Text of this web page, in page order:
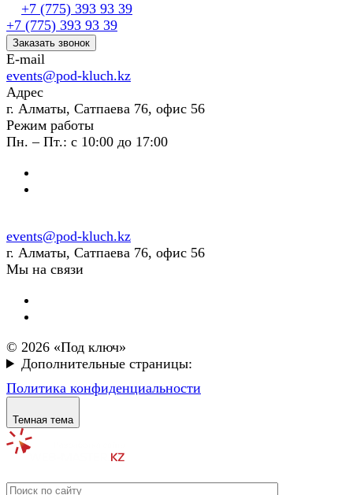
+7 (775) 393 93 39
+7 (775) 393 93 39
Заказать звонок
E-mail
events@pod-kluch.kz
Адрес
г. Алматы, Сатпаева 76, офис 56
Режим работы
Пн. – Пт.: с 10:00 до 17:00
events@pod-kluch.kz
г. Алматы, Сатпаева 76, офис 56
Мы на связи
© 2026 «Под ключ»
Дополнительные страницы:
Политика конфиденциальности
Темная тема